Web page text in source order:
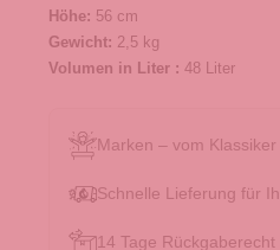
Höhe: 56 cm
Gewicht: 2,5 kg
Volumen in Liter : 48 Liter
Marken – vom
Schnelle Lieferung für
14 Tage Rückgaberecht